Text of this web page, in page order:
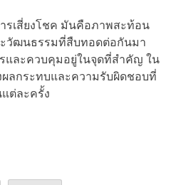
รเสี่ยงโชค มันคือภาพสะท้อน
วัฒนธรรมที่สืบทอดต่อกันมา
และควบคุมอยู่ในจุดที่สำคัญ ใน
ลกระทบและความรับผิดชอบที่
ต่ละครั้ง